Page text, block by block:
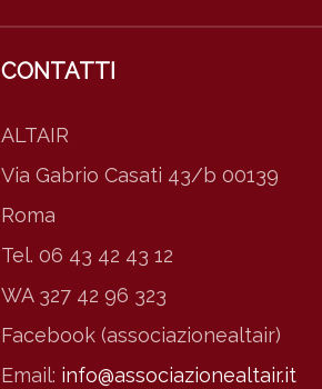
CONTATTI
ALTAIR
Via Gabrio Casati 43/b 00139
Roma
Tel. 06 43 42 43 12
WA 327 42 96 323
Facebook (associazionealtair)
Email: info@associazionealtair.it